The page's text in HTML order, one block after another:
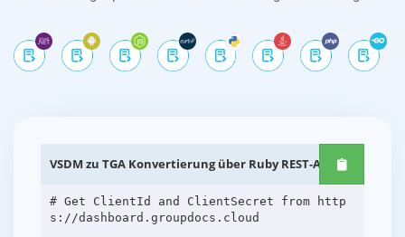
VSDM zu TGA Konvertierung über Ruby REST-APIs
# Get ClientId and ClientSecret from http
s://dashboard.groupdocs.cloud